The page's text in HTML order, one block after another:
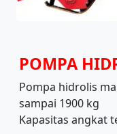
POMPA
Pompa hidrolis
sampai 1900 kg
Kapasitas angkat